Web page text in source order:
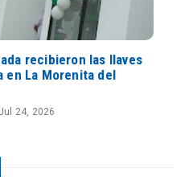
recibieron las llaves
en La Morenita del
24, 2026